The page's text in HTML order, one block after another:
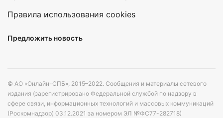
Правила использования cookies
Предложить новость
© АО «Онлайн-СПБ», 2015–2022. Сообщения и материалы сетевого
издания (зарегистрировано Федеральной службой по надзору в
сфере связи, информационных технологий и массовых коммуникаций
(Роскомнадзор) 03.12.2021 за номером ЭЛ №ФС77-282718)